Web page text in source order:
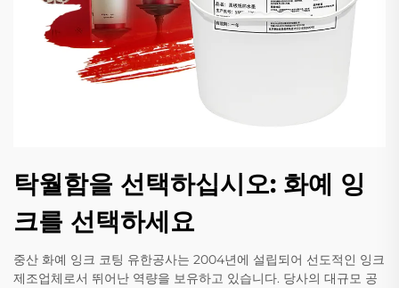
탁월함을 선택하십시오: 화예 잉
크를 선택하세요
중산 화예 잉크 코팅 유한공사는 2004년에 설립되어 선도적인 잉크
제조업체로서 뛰어난 역량을 보유하고 있습니다. 당사의 대규모 공